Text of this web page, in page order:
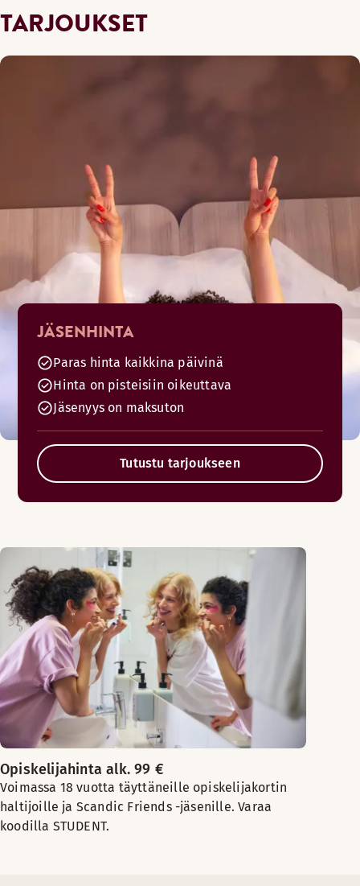
TARJOUKSET
JÄSENHINTA
Paras hinta kaikkina päivinä
Hinta on pisteisiin oikeuttava
Jäsenyys on maksuton
Tutustu tarjoukseen
Opiskelijahinta alk. 99 €
Voimassa 18 vuotta täyttäneille opiskelijakortin
haltijoille ja Scandic Friends -jäsenille. Varaa
koodilla STUDENT.